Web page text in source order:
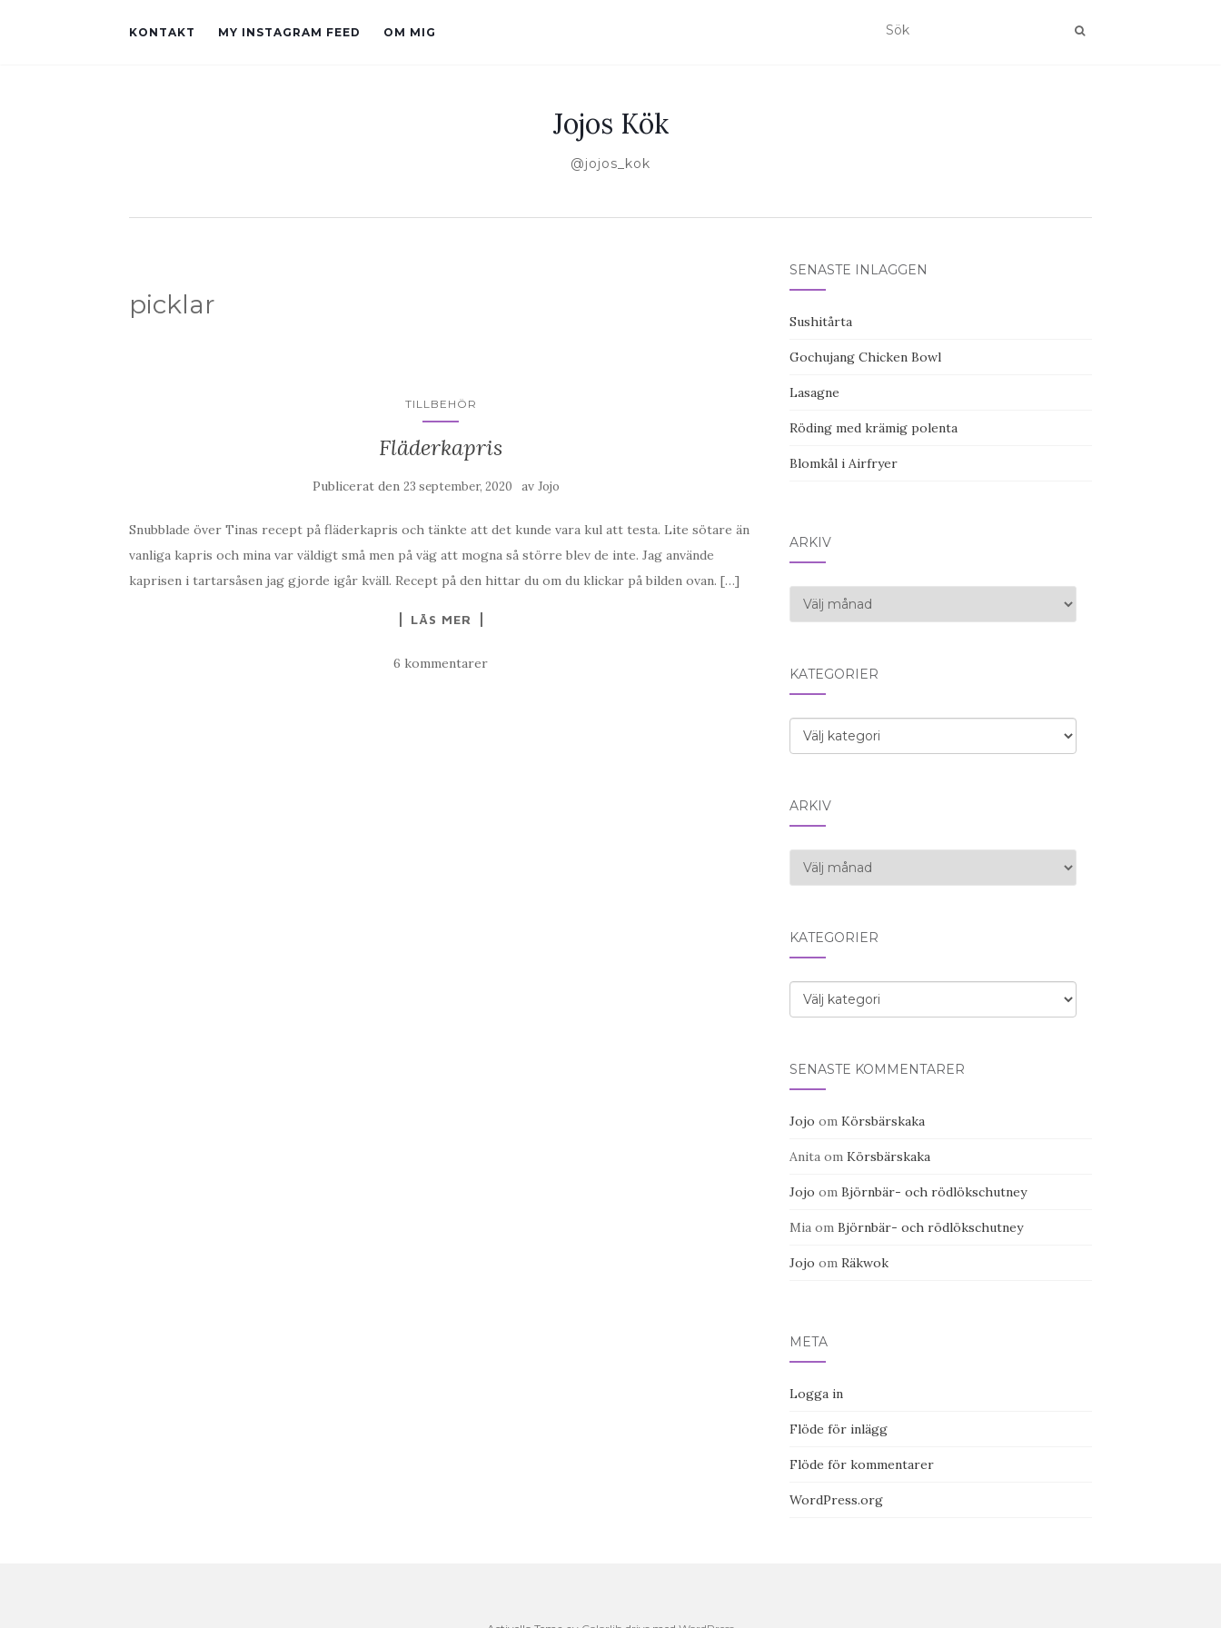
KONTAKT MY INSTAGRAM FEED OM MIG
Jojos Kök
@jojos_kok
picklar
TILLBEHÖR
Fläderkapris
Publicerat den23 september, 2020 avJojo
Snubblade över Tinas recept på fläderkapris och tänkte att det kunde vara kul att testa. Lite sötare än
vanliga kapris och mina var väldigt små men på väg att mogna så större blev de inte. Jag använde
kaprisen i tartarsåsen jag gjorde igår kväll. Recept på den hittar du om du klickar på bilden ovan. […]
LÄS MER
6 kommentarer
SENASTE INLÄGGEN
Sushitårta
Gochujang Chicken Bowl
Lasagne
Röding med krämig polenta
Blomkål i Airfryer
ARKIV
Arkiv
KATEGORIER
Kategorier
ARKIV
Arkiv
KATEGORIER
Kategorier
SENASTE KOMMENTARER
Jojo om Körsbärskaka
Anitaom Körsbärskaka
Jojo om Björnbär- och rödlökschutney
Miaom Björnbär- och rödlökschutney
Jojo om Räkwok
META
Logga in
Flöde för inlägg
Flöde för kommentarer
WordPress.org